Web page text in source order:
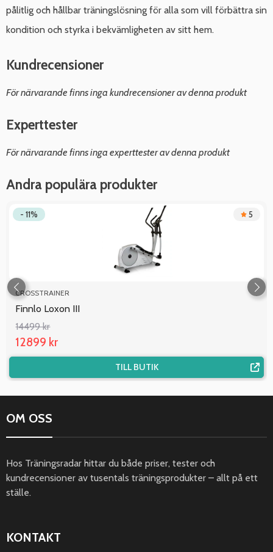
pålitlig och hållbar träningslösning för alla som vill förbättra sin
kondition och styrka i bekvämligheten av sitt hem.
Kundrecensioner
För närvarande finns inga kundrecensioner av denna produkt
Experttester
För närvarande finns inga experttester av denna produkt
Andra populära produkter
- 11% 5
CROSSTRAINER
Finnlo Loxon III
14499 kr
12899 kr
TILL BUTIK
OM OSS
Hos Träningsradar hittar du både priser, tester och
kundrecensioner av tusentals träningsprodukter – allt på ett
ställe.
KONTAKT